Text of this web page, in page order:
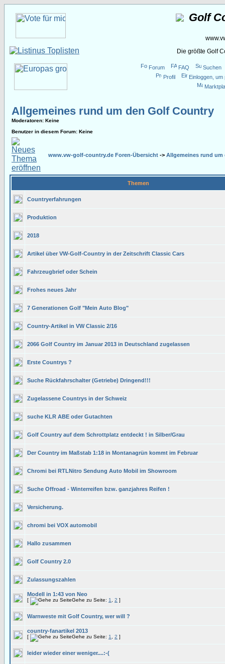
Golf
Die größte Golf
Forum FAQ
Suchen
Profil
Einloggen,
Allgemeines rund um den Golf Country
Moderatoren: Keine
Benutzer in diesem Forum: Keine
www.vw-golf-country.de Foren-Übersicht -> Allgemeines rund
Themen
Countryerfahrungen
Produktion
2018
Artikel über VW-Golf-Country in der Zeitschrift Classic Cars
Fahrzeugbrief oder Schein
Frohes neues Jahr
7 Generationen Golf "Mein Auto Blog"
Country-Artikel in VW Classic 2/16
2066 Golf Country im Januar 2013 in Deutschland zugelassen
Erste Countrys ?
Suche Rückfahrschalter (Getriebe) Dringend!!!
Zugelassene Countrys in der Schweiz
suche KLR ABE oder Gutachten
Golf Country auf dem Schrottplatz entdeckt ! in Silber/Grau
Der Country im Maßstab 1:18 in Montanagrün kommt im Februar
Chromi bei RTLNitro Sendung Auto Mobil im Showroom
Suche Offroad - Winterreifen bzw. ganzjahres Reifen !
Versicherung.
chromi bei VOX automobil
Hallo zusammen
Golf Country 2.0
Zulassungszahlen
Modell in 1:43 von Neo
[ Gehe zu Seite: 1 2 ]
Warnweste mit Golf Country, wer will ?
country-fanartikel 2013
[ Gehe zu Seite: 1 2 ]
leider wieder einer weniger....:-(